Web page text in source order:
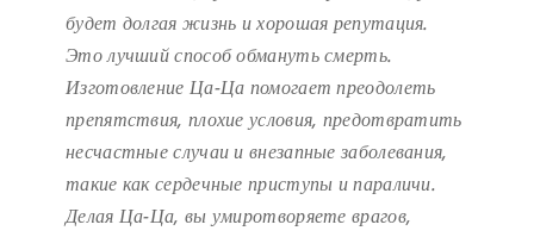
будет долгая жизнь и хорошая репутация.
Это лучший способ обмануть смерть.
Изготовление Ца-Ца помогает преодолеть
препятствия, плохие условия, предотвратить
несчастные случаи и внезапные заболевания,
такие как сердечные приступы и параличи.
Делая Ца-Ца, вы умиротворяете врагов,